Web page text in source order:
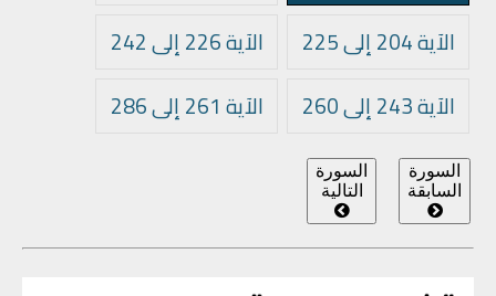
الآية 204 إلى 225
الآية 226 إلى 242
الآية 243 إلى 260
الآية 261 إلى 286
السورة
السابقة
السورة
التالية